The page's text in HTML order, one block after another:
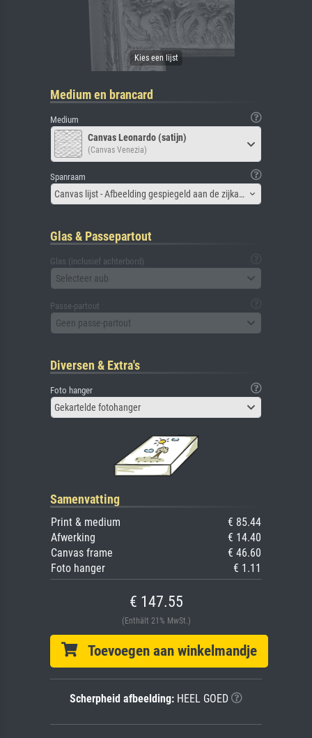
Medium en brancard
Medium
Canvas Leonardo (satijn)
(Canvas Venezia)
Spanraam
Canvas lijst - Afbeelding gespiegeld aan de zijkant
Glas & Passepartout
Glas (inclusief achterbord)
Selecteer aub
Passe-partout
Geen passe-partout
Diversen & Extra's
Foto hanger
Gekartelde fotohanger
Samenvatting
Print & medium
€ 85.44
Afwerking
€ 14.40
Canvas frame
€ 46.60
Foto hanger
€ 1.11
€ 147.55
(Enthält 21% MwSt.)
Toevoegen aan winkelmandje
Scherpheid afbeelding: HEEL GOED